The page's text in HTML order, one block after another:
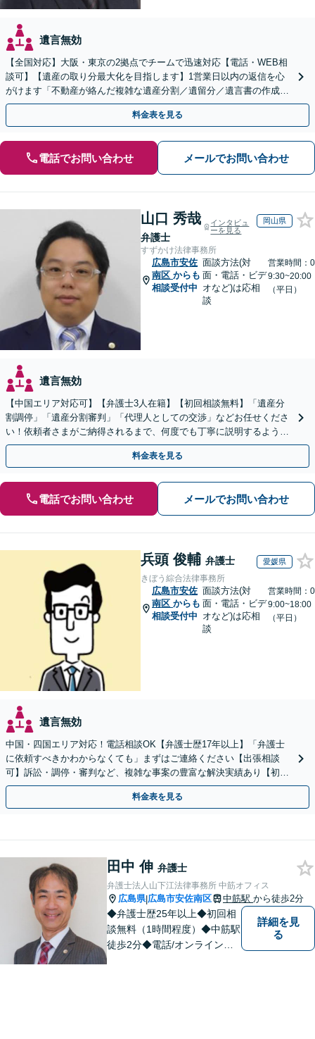
遺言無効
【全国対応】大阪・東京の2拠点でチームで迅速対応【電話・WEB相
談可】【遺産の取り分最大化を目指します】1営業日以内の返信を心
がけます「不動産が絡んだ複雑な遺産分割／遺留分／遺言書の作成・
執行／事業承継など、お任せください」【休日相談あり】
料金表を見る
電話でお問い合わせ メールでお問い合わせ
山口 秀哉
弁護士
インタビュ
ーを見る
岡山県
すずかけ法律事務所
広島市安佐
南区 からも
相談受付中
面談方法(対
面・電話・ビデ
オなど)は応相
談
営業時間：0
9:30~20:00
（平日）
遺言無効
【中国エリア対応可】【弁護士3人在籍】【初回相談無料】「遺産分
割調停」「遺産分割審判」「代理人としての交渉」などお任せくださ
い！依頼者さまがご納得されるまで、何度でも丁寧に説明するよう心
掛けています【土日祝／夜間対応可】【当日／電話相談可】
料金表を見る
電話でお問い合わせ メールでお問い合わせ
兵頭 俊輔 弁護士 愛媛県
きぼう綜合法律事務所
広島市安佐
南区 からも
相談受付中
面談方法(対
面・電話・ビデ
オなど)は応相
談
営業時間：0
9:00~18:00
（平日）
遺言無効
中国・四国エリア対応！電話相談OK【弁護士歴17年以上】「弁護士
に依頼すべきかわからなくても」まずはご連絡ください【出張相談
可】訴訟・調停・審判など、複雑な事案の豊富な解決実績あり【初回
相談無料】初回面談のみで解決できるケースもあります
料金表を見る
田中 伸 弁護士
弁護士法人山下江法律事務所 中筋オフィス
広島県|広島市安佐南区 中筋駅 から徒歩2分
◆弁護士歴25年以上◆初回相
談無料（1時間程度）◆中筋駅
徒歩2分◆電話/オンライン相
詳細を見
る